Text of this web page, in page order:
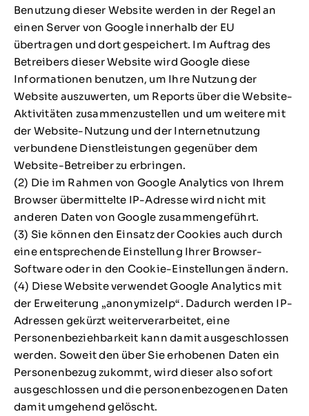
Benutzung dieser Website werden in der Regel an
einen Server von Google innerhalb der EU
übertragen und dort gespeichert. Im Auftrag des
Betreibers dieser Website wird Google diese
Informationen benutzen, um Ihre Nutzung der
Website auszuwerten, um Reports über die Website-
Aktivitäten zusammenzustellen und um weitere mit
der Website-Nutzung und der Internetnutzung
verbundene Dienstleistungen gegenüber dem
Website-Betreiber zu erbringen.
(2) Die im Rahmen von Google Analytics von Ihrem
Browser übermittelte IP-Adresse wird nicht mit
anderen Daten von Google zusammengeführt.
(3) Sie können den Einsatz der Cookies auch durch
eine entsprechende Einstellung Ihrer Browser-
Software oder in den Cookie-Einstellungen ändern.
(4) Diese Website verwendet Google Analytics mit
der Erweiterung „anonymizeIp“. Dadurch werden IP-
Adressen gekürzt weiterverarbeitet, eine
Personenbeziehbarkeit kann damit ausgeschlossen
werden. Soweit den über Sie erhobenen Daten ein
Personenbezug zukommt, wird dieser also sofort
ausgeschlossen und die personenbezogenen Daten
damit umgehend gelöscht.